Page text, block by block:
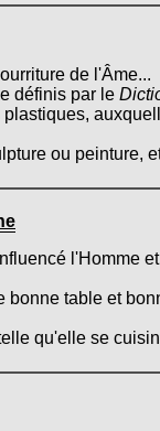
de l'Âme...
définis par le
ou peinture,
l'Homme
table et
qu'elle se